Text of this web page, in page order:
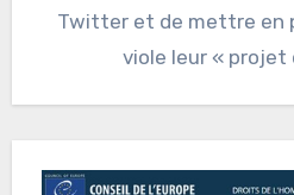
Twitter et de mettre en
viole leur « projet